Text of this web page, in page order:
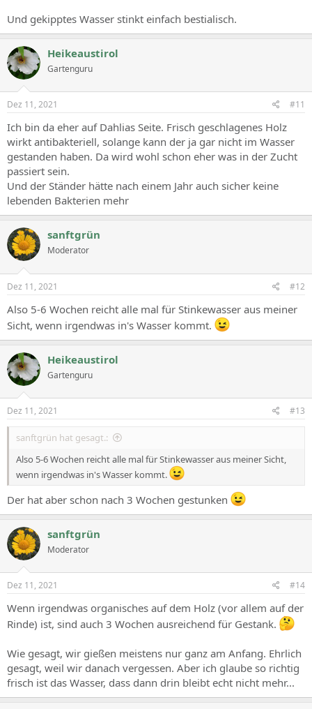
Und gekipptes Wasser stinkt einfach bestialisch.
Heikeaustirol
Gartenguru
Dez 11, 2021 #11
Ich bin da eher auf Dahlias Seite. Frisch geschlagenes Holz
wirkt antibakteriell, solange kann der ja gar nicht im Wasser
gestanden haben. Da wird wohl schon eher was in der Zucht
passiert sein.
Und der Ständer hätte nach einem Jahr auch sicher keine
lebenden Bakterien mehr
sanftgrün
Moderator
Dez 11, 2021 #12
Also 5-6 Wochen reicht alle mal für Stinkewasser aus meiner
Sicht, wenn irgendwas in's Wasser kommt.
Heikeaustirol
Gartenguru
Dez 11, 2021 #13
sanftgrün hat gesagt.:
Also 5-6 Wochen reicht alle mal für Stinkewasser aus meiner Sicht,
wenn irgendwas in's Wasser kommt.
Der hat aber schon nach 3 Wochen gestunken
sanftgrün
Moderator
Dez 11, 2021 #14
Wenn irgendwas organisches auf dem Holz (vor allem auf der
Rinde) ist, sind auch 3 Wochen ausreichend für Gestank.
Wie gesagt, wir gießen meistens nur ganz am Anfang. Ehrlich
gesagt, weil wir danach vergessen. Aber ich glaube so richtig
frisch ist das Wasser, dass dann drin bleibt echt nicht mehr...